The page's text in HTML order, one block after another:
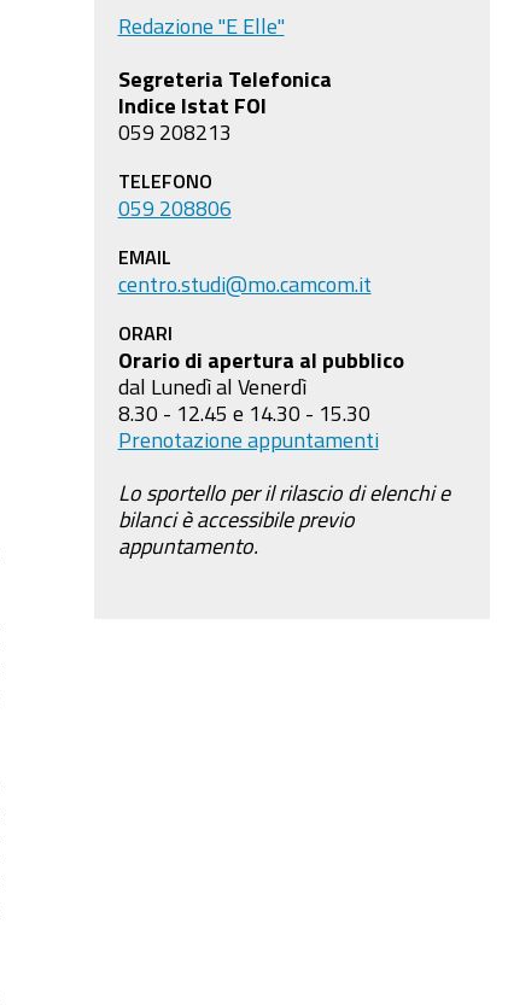
Redazione "E Elle"
Segreteria Telefonica
Indice Istat FOI
059 208213
TELEFONO
059 208806
EMAIL
centro.studi@mo.camcom.it
ORARI
Orario di apertura al pubblico
dal Lunedì al Venerdì
8.30 - 12.45 e 14.30 - 15.30
Prenotazione appuntamenti
Lo sportello per il rilascio di elenchi e
bilanci è accessibile previo
appuntamento.